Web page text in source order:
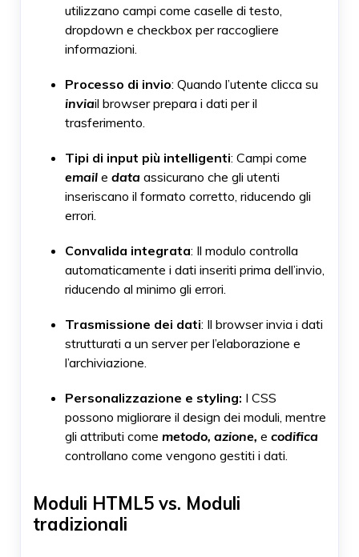
utilizzano campi come caselle di testo,
dropdown e checkbox per raccogliere
informazioni.
Processo di invio: Quando l’utente clicca su
inviail browser prepara i dati per il
trasferimento.
Tipi di input più intelligenti: Campi come
email e data assicurano che gli utenti
inseriscano il formato corretto, riducendo gli
errori.
Convalida integrata: Il modulo controlla
automaticamente i dati inseriti prima dell’invio,
riducendo al minimo gli errori.
Trasmissione dei dati: Il browser invia i dati
strutturati a un server per l’elaborazione e
l’archiviazione.
Personalizzazione e styling: I CSS
possono migliorare il design dei moduli, mentre
gli attributi come metodo, azione, e codifica
controllano come vengono gestiti i dati.
Moduli HTML5 vs. Moduli
tradizionali